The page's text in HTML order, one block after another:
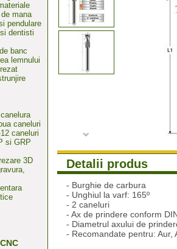
mana
pendulare
dentisti
banc
lemnului
caneluri
caneluri
si GRP
3D
Detalii produs
- Burghie de carbura
- Unghiul la varf: 165º
- 2 caneluri
- Ax de prindere conform
- Diametrul axului de
- Recomandate pentru: Aur,